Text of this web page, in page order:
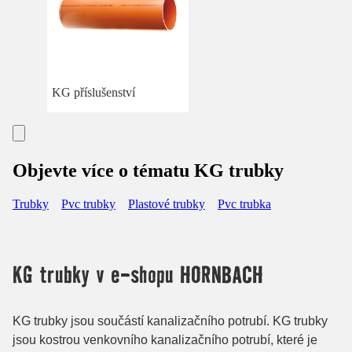
KG příslušenství
Objevte více o tématu KG trubky
Trubky Pvc trubky Plastové trubky Pvc trubka